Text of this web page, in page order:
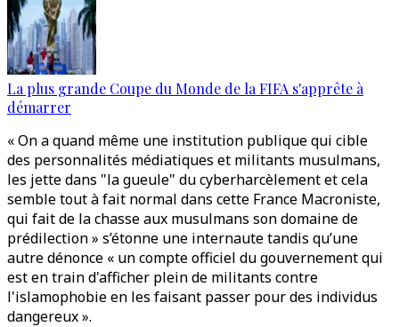
La plus grande Coupe du Monde de la FIFA s'apprête à
démarrer
« On a quand même une institution publique qui cible
des personnalités médiatiques et militants musulmans,
les jette dans "la gueule" du cyberharcèlement et cela
semble tout à fait normal dans cette France Macroniste,
qui fait de la chasse aux musulmans son domaine de
prédilection » s’étonne une internaute tandis qu’une
autre dénonce « un compte officiel du gouvernement qui
est en train d'afficher plein de militants contre
l'islamophobie en les faisant passer pour des individus
dangereux ».